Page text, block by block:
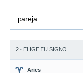
pareja
2.- ELIGE TU SIGNO
Aries